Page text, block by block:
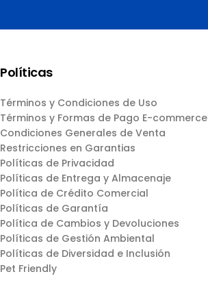
Políticas
Términos y Condiciones de Uso
Términos y Formas de Pago E-commerce
Condiciones Generales de Venta
Restricciones en Garantias
Políticas de Privacidad
Políticas de Entrega y Almacenaje
Política de Crédito Comercial
Políticas de Garantía
Política de Cambios y Devoluciones
Políticas de Gestión Ambiental
Políticas de Diversidad e Inclusión
Pet Friendly